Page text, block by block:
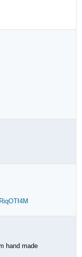
hand made